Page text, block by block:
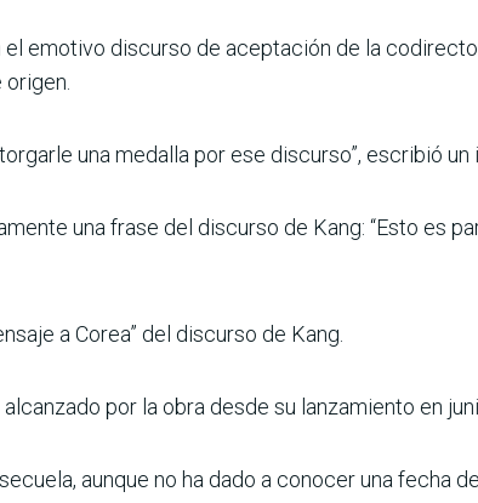
emotivo discurso de aceptación de la
una medalla por ese discurso”, escribió
una frase del discurso de Kang: “Esto es
a Corea” del discurso de Kang.
por la obra desde su lanzamiento en
aunque no ha dado a conocer una fecha